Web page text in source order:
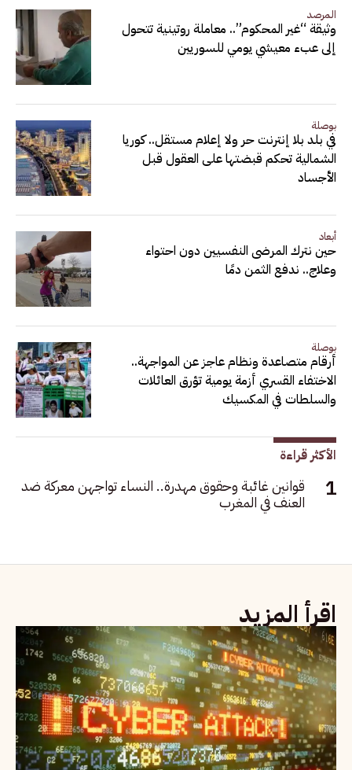
المرصد
وثيقة “غير المحكوم”.. معاملة روتينية تتحول
إلى عبء معيشي يومي للسوريين
بوصلة
في بلد بلا إنترنت حر ولا إعلام مستقل.. كوريا
الشمالية تحكم قبضتها على العقول قبل
الأجساد
أبعاد
حين نترك المرضى النفسيين دون احتواء
وعلاج.. ندفع الثمن دمًا
بوصلة
أرقام متصاعدة ونظام عاجز عن المواجهة..
الاختفاء القسري أزمة يومية تؤرق العائلات
والسلطات في المكسيك
الأكثر قراءة
قوانين غائبة وحقوق مهدرة.. النساء تواجهن معركة ضد
العنف في المغرب
اقرأ المزيد